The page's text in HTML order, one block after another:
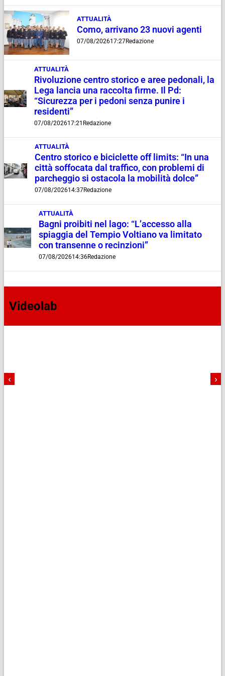
ATTUALITÀ
Como, arrivano 23 nuovi agenti
07/08/202617:27Redazione
ATTUALITÀ
Rivoluzione centro storico e aree pedonali, la
Lega lancia una raccolta firme. Il Pd:
“Sicurezza per i pedoni senza punire i
residenti”
07/08/202617:21 Redazione
ATTUALITÀ
Centro storico e biciclette off limits: “In una
città soffocata dal traffico, con problemi di
parcheggio si ostacola la mobilità dolce”
07/08/202614:37Redazione
ATTUALITÀ
Bagni proibiti nel lago: “L’accesso alla
spiaggia del Tempio Voltiano va limitato
con transenne o recinzioni”
07/08/202614:36Redazione
Videolab
‹ ›